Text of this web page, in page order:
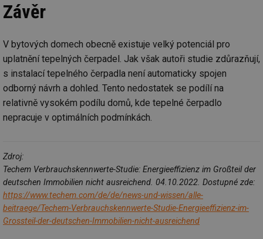
Závěr
V bytových domech obecně existuje velký potenciál pro
uplatnění tepelných čerpadel. Jak však autoři studie zdůrazňují,
s instalací tepelného čerpadla není automaticky spojen
odborný návrh a dohled. Tento nedostatek se podílí na
relativně vysokém podílu domů, kde tepelné čerpadlo
nepracuje v optimálních podmínkách.
Zdroj:
Techem Verbrauchskennwerte-Studie: Energieeffizienz im Großteil der
deutschen Immobilien nicht ausreichend. 04.10.2022. Dostupné zde:
https://www.techem.com/de/de/news-und-wissen/alle-
beitraege/Techem-Verbrauchskennwerte-Studie-Energieeffizienz-im-
Grossteil-der-deutschen-Immobilien-nicht-ausreichend
vetrani.tzb-
elektro.tzb-
info.cz
59 sekund